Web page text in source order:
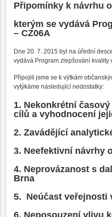
Připomínky k návrhu
kterým se vydává
– CZ06A
Dne 20. 7. 2015 byl na úřední
vydává Program zlepšování kvality
Připojili jsme se k výtkám
vytýkáme následující nedostatky:
1. Nekonkrétní
cílů a vyhodnocení
2. Zavádějící
3. Neefektivní návrhy
4. Neprovázanost s
Brna
5. Neúčast veřejnosti
6. Neposouzení vlivu